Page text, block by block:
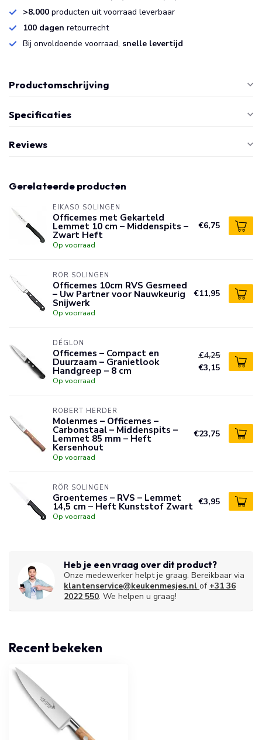
>8.000 producten uit voorraad leverbaar
100 dagen retourrecht
Bij onvoldoende voorraad, snelle levertijd
Productomschrijving
Specificaties
Reviews
Gerelateerde producten
EIKASO SOLINGEN
Officemes met Gekarteld
Lemmet 10 cm – Middenspits –
Zwart Heft
Op voorraad
€6,75
RÖR SOLINGEN
Officemes 10cm RVS Gesmeed
– Uw Partner voor Nauwkeurig
Snijwerk
Op voorraad
€11,95
DÉGLON
Officemes – Compact en
Duurzaam – Granietlook
Handgreep – 8 cm
Op voorraad
€4,25
€3,15
ROBERT HERDER
Molenmes – Officemes –
Carbonstaal – Middenspits –
Lemmet 85 mm – Heft
Kersenhout
Op voorraad
€23,75
RÖR SOLINGEN
Groentemes – RVS – Lemmet
14,5 cm – Heft Kunststof Zwart
Op voorraad
€3,95
Heb je een vraag over dit product?
Onze medewerker helpt je graag. Bereikbaar via
klantenservice@keukenmesjes.nl of +31 36
2022 550. We helpen u graag!
Recent bekeken